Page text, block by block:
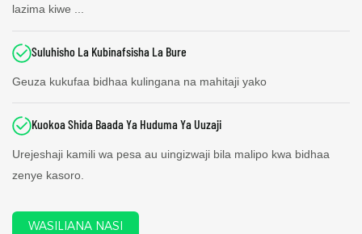
lazima kiwe ...
Suluhisho La Kubinafsisha La Bure
Geuza kukufaa bidhaa kulingana na mahitaji yako
Kuokoa Shida Baada Ya Huduma Ya Uuzaji
Urejeshaji kamili wa pesa au uingizwaji bila malipo kwa bidhaa
zenye kasoro.
WASILIANA NASI